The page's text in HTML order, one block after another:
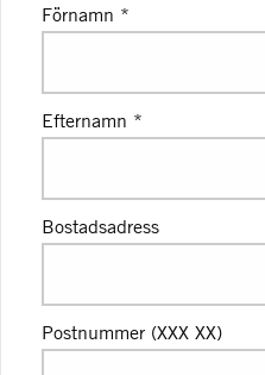
Förnamn *
Efternamn *
Bostadsadress
Postnummer (XXX XX)